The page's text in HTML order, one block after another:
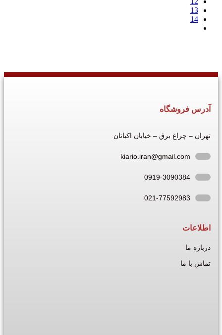
13
14
آدرس فروشگاه
تهران – چراغ برق – خیابان اکباتان
kiario.iran@gmail.com
0919-3090384
021-77592983
اطلاعات
درباره ما
تماس با ما